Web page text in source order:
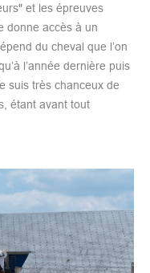
et les épreuves
donne accès à un
du cheval que l’on
l’année dernière puis
suis très chanceux de
étant avant tout